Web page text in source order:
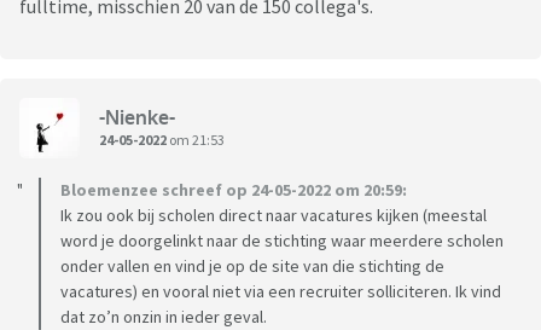
fulltime, misschien 20 van de 150 collega's.
-Nienke-
24-05-2022 om 21:53
Bloemenzee schreef op 24-05-2022 om 20:59:
Ik zou ook bij scholen direct naar vacatures kijken (meestal
word je doorgelinkt naar de stichting waar meerdere scholen
onder vallen en vind je op de site van die stichting de
vacatures) en vooral niet via een recruiter solliciteren. Ik vind
dat zo’n onzin in ieder geval.